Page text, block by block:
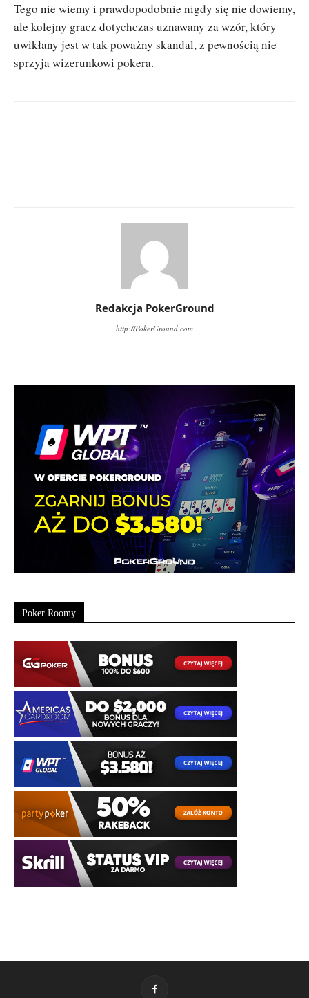
Tego nie wiemy i prawdopodobnie nigdy się nie dowiemy,
ale kolejny gracz dotychczas uznawany za wzór, który
uwikłany jest w tak poważny skandal, z pewnością nie
sprzyja wizerunkowi pokera.
Redakcja PokerGround
http://PokerGround.com
Poker Roomy